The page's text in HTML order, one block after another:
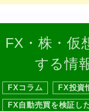
FX・株・仮
する情
FXコラム FX投資
FX自動売買を検証し